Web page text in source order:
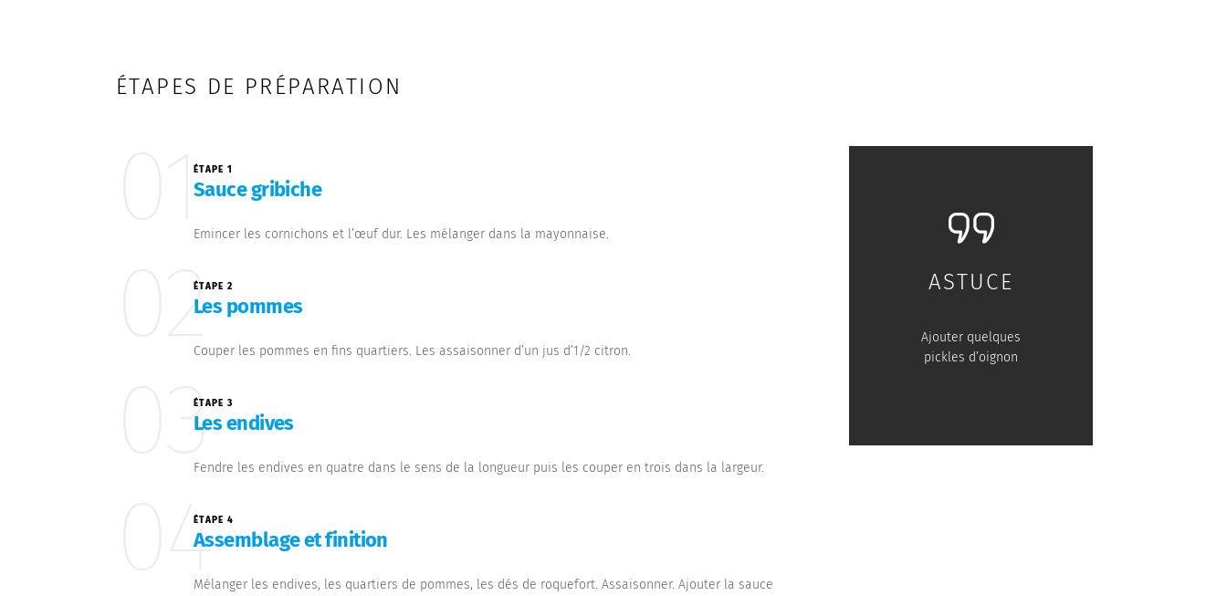
ÉTAPES DE PRÉPARATION
01ÉTAPE 1
Sauce gribiche
Emincer les cornichons et l’œuf dur. Les mélanger dans la mayonnaise.
02ÉTAPE 2
Les pommes
Couper les pommes en fins quartiers. Les assaisonner d’un jus d’1/2 citron.
03ÉTAPE 3
Les endives
Fendre les endives en quatre dans le sens de la longueur puis les couper en trois dans la largeur.
04ÉTAPE 4
Assemblage et finition
Mélanger les endives, les quartiers de pommes, les dés de roquefort. Assaisonner. Ajouter la sauce
ASTUCE
Ajouter quelques
pickles d’oignon